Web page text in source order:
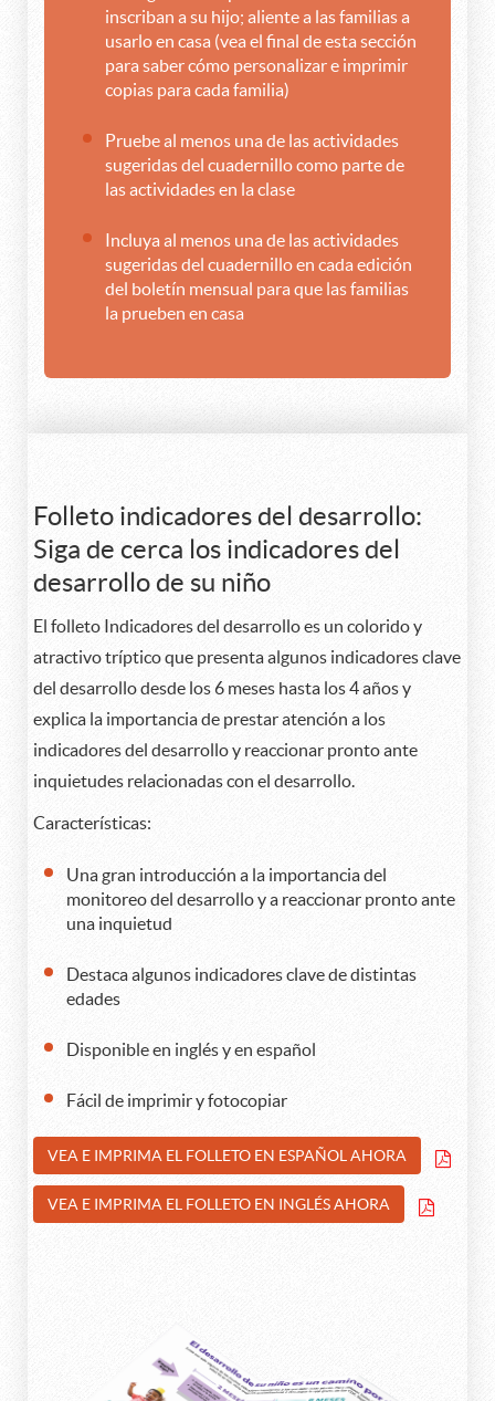
inscriban a su hijo; aliente a las familias a
usarlo en casa (vea el final de esta sección
para saber cómo personalizar e imprimir
copias para cada familia)
Pruebe al menos una de las actividades
sugeridas del cuadernillo como parte de
las actividades en la clase
Incluya al menos una de las actividades
sugeridas del cuadernillo en cada edición
del boletín mensual para que las familias
la prueben en casa
Folleto indicadores del desarrollo:
Siga de cerca los indicadores del
desarrollo de su niño
El folleto Indicadores del desarrollo es un colorido y
atractivo tríptico que presenta algunos indicadores clave
del desarrollo desde los 6 meses hasta los 4 años y
explica la importancia de prestar atención a los
indicadores del desarrollo y reaccionar pronto ante
inquietudes relacionadas con el desarrollo.
Características:
Una gran introducción a la importancia del
monitoreo del desarrollo y a reaccionar pronto ante
una inquietud
Destaca algunos indicadores clave de distintas
edades
Disponible en inglés y en español
Fácil de imprimir y fotocopiar
VEA E IMPRIMA EL FOLLETO EN ESPAÑOL AHORA
VEA E IMPRIMA EL FOLLETO EN INGLÉS AHORA